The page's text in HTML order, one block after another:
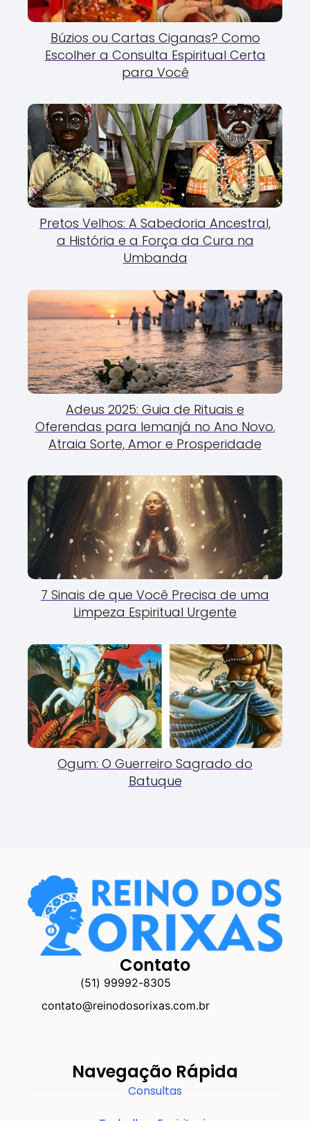
Búzios ou Cartas Ciganas? Como
Escolher a Consulta Espiritual Certa
para Você
Pretos Velhos: A Sabedoria Ancestral,
a História e a Força da Cura na
Umbanda
Adeus 2025: Guia de Rituais e
Oferendas para Iemanjá no Ano Novo.
Atraia Sorte, Amor e Prosperidade
7 Sinais de que Você Precisa de uma
Limpeza Espiritual Urgente
Ogum: O Guerreiro Sagrado do
Batuque
Contato
(51) 99992-8305
contato@reinodosorixas.com.br
Navegação Rápida
Consultas